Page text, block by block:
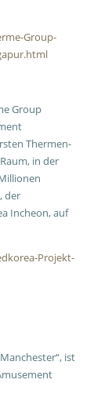
Group-
Group
Thermen-
in der
der
Incheon, auf
Projekt-
ist